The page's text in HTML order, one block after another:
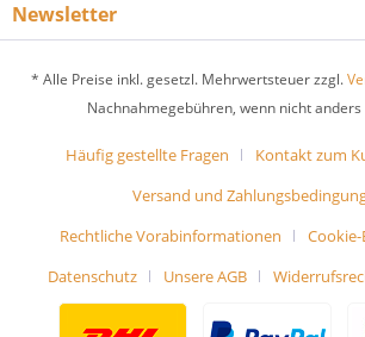
Newsletter
* Alle Preise inkl. gesetzl. Mehrwertsteuer zzgl.
Nachnahmegebühren, wenn nicht
Häufig gestellte Fragen
Kontakt zum
Versand und
Rechtliche Vorabinformationen
Datenschutz
Unsere AGB